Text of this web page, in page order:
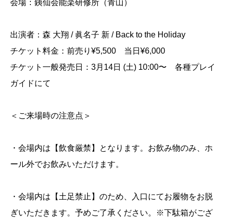
会場：銕仙会能楽研修所（青山）
出演者：森 大翔 / 眞名子 新 / Back to the Holiday
チケット料金：前売り¥5,500 当日¥6,000
チケット一般発売日：3月14日 (土) 10:00〜 各種プレイ
ガイドにて
＜ご来場時の注意点＞
・会場内は【飲食厳禁】となります。お飲み物のみ、ホ
ール外でお飲みいただけます。
・会場内は【土足禁止】のため、入口にてお履物をお脱
ぎいただきます。予めご了承ください。※下駄箱がござ